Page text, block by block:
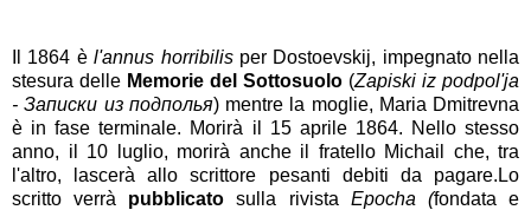
Il 1864 èl'annus horribilisper Dostoevskij, impegnato nella
stesura delle Memorie del Sottosuolo (Zapiski iz podpol'ja
-Записки из подполья) mentre la moglie, Maria Dmitrevna
è in fase terminale. Morirà il 15 aprile 1864. Nello stesso
anno, il 10 luglio, morirà anche il fratello Michail che, tra
l'altro, lascerà allo scrittore pesanti debiti da pagare. Lo
scritto verrà pubblicato sulla rivista Epocha (fondata e